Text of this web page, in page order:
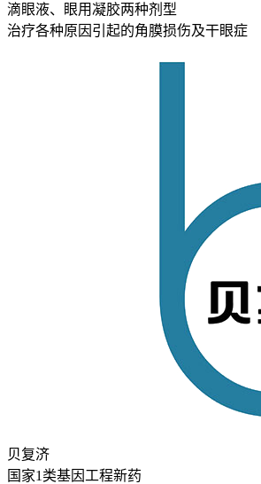
滴眼液、眼用凝胶两种剂型
治疗各种原因引起的角膜损伤及干眼症
贝复济
国家1类基因工程新药